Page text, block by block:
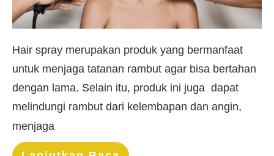
Hair spray merupakan produk yang bermanfaat
untuk menjaga tatanan rambut agar bisa bertahan
dengan lama. Selain itu, produk ini juga dapat
melindungi rambut dari kelembapan dan angin,
menjaga